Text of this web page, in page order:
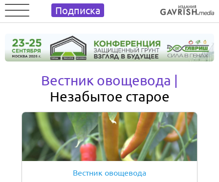
Подписка
Вестник овощевода |
Незабытое старое
Вестник овощевода